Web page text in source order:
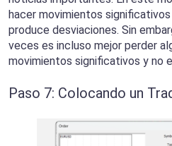
hacer movimientos
produce desviaciones. Sin
veces es incluso mejor perder
movimientos significativos y no
Paso 7: Colocando un